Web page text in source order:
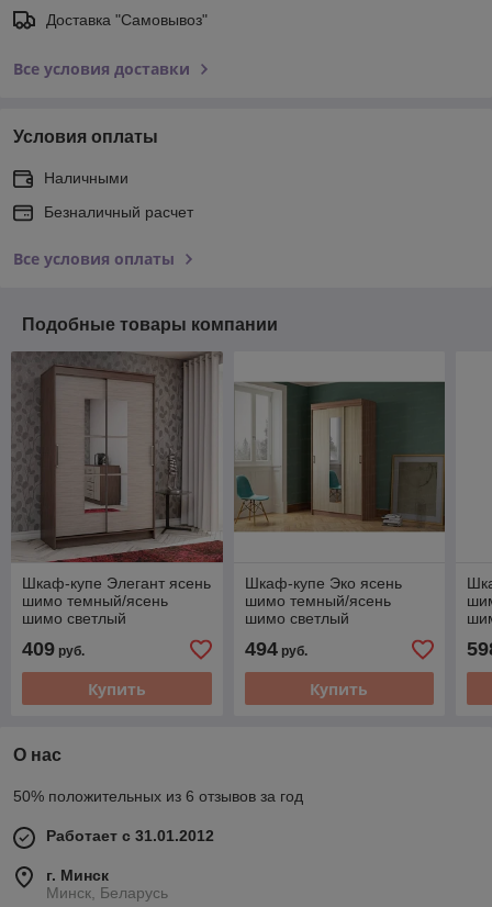
Доставка "Самовывоз"
Все условия доставки
Условия оплаты
Наличными
Безналичный расчет
Все условия оплаты
Подобные товары компании
Шкаф-купе Элегант ясень
шимо темный/ясень
шимо светлый
409 руб.
Купить
Шкаф-купе Эко ясень
шимо темный/ясень
шимо светлый
494руб.
Купить
О нас
50% положительных из 6 отзывов за год
Работает с 31.01.2012
г. Минск
Минск, Беларусь